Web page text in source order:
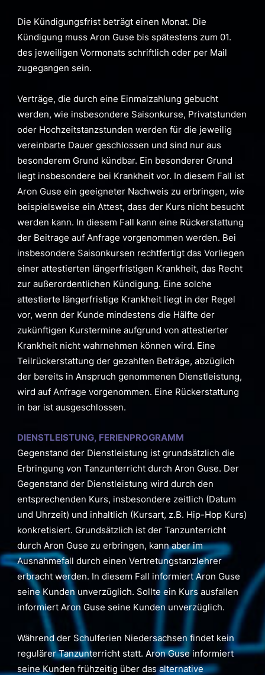
Die Kündigungsfrist beträgt einen Monat. Die
Kündigung muss Aron Guse bis spätestens zum 01.
des jeweiligen Vormonats schriftlich oder per Mail
zugegangen sein.
Verträge, die durch eine Einmalzahlung gebucht
werden, wie insbesondere Saisonkurse, Privatstunden
oder Hochzeitstanzstunden werden für die jeweilig
vereinbarte Dauer geschlossen und sind nur aus
besonderem Grund kündbar. Ein besonderer Grund
liegt insbesondere bei Krankheit vor. In diesem Fall ist
Aron Guse ein geeigneter Nachweis zu erbringen, wie
beispielsweise ein Attest, dass der Kurs nicht besucht
werden kann. In diesem Fall kann eine Rückerstattung
der Beitrage auf Anfrage vorgenommen werden. Bei
insbesondere Saisonkursen rechtfertigt das Vorliegen
einer attestierten längerfristigen Krankheit, das Recht
zur außerordentlichen Kündigung. Eine solche
attestierte längerfristige Krankheit liegt in der Regel
vor, wenn der Kunde mindestens die Hälfte der
zukünftigen Kurstermine aufgrund von attestierter
Krankheit nicht wahrnehmen können wird. Eine
Teilrückerstattung der gezahlten Beträge, abzüglich
der bereits in Anspruch genommenen Dienstleistung,
wird auf Anfrage vorgenommen. Eine Rückerstattung
in bar ist ausgeschlossen.
DIENSTLEISTUNG, FERIENPROGRAMM
Gegenstand der Dienstleistung ist grundsätzlich die
Erbringung von Tanzunterricht durch Aron Guse. Der
Gegenstand der Dienstleistung wird durch den
entsprechenden Kurs, insbesondere zeitlich (Datum
und Uhrzeit) und inhaltlich (Kursart, z.B. Hip-Hop Kurs)
konkretisiert. Grundsätzlich ist der Tanzunterricht
durch Aron Guse zu erbringen, kann aber im
Ausnahmefall durch einen Vertretungstanzlehrer
erbracht werden. In diesem Fall informiert Aron Guse
seine Kunden unverzüglich. Sollte ein Kurs ausfallen
informiert Aron Guse seine Kunden unverzüglich.
Während der Schulferien Niedersachsen findet kein
regulärer Tanzunterricht statt. Aron Guse informiert
seine Kunden frühzeitig über das alternative